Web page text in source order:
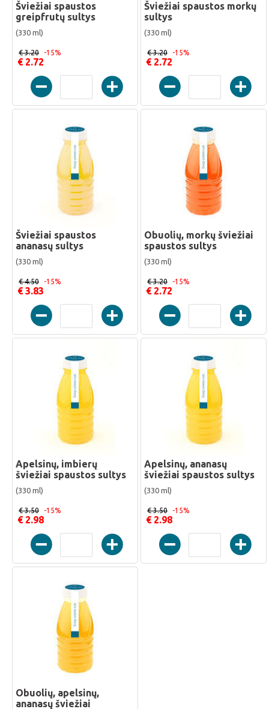
Šviežiai spaustos
greipfrutų sultys
(330 ml)
€ 2.72
€ 3.20 -15%
Šviežiai spaustos morkų
sultys
(330 ml)
€ 2.72
€ 3.20 -15%
Šviežiai spaustos
ananasų sultys
(330 ml)
€ 3.83
€ 4.50 -15%
Obuolių, morkų šviežiai
spaustos sultys
(330 ml)
€ 2.72
€ 3.20 -15%
Apelsinų, imbierų
šviežiai spaustos sultys
(330 ml)
€ 2.98
€ 3.50 -15%
Apelsinų, ananasų
šviežiai spaustos sultys
(330 ml)
€ 2.98
€ 3.50 -15%
Obuolių, apelsinų,
ananasų šviežiai